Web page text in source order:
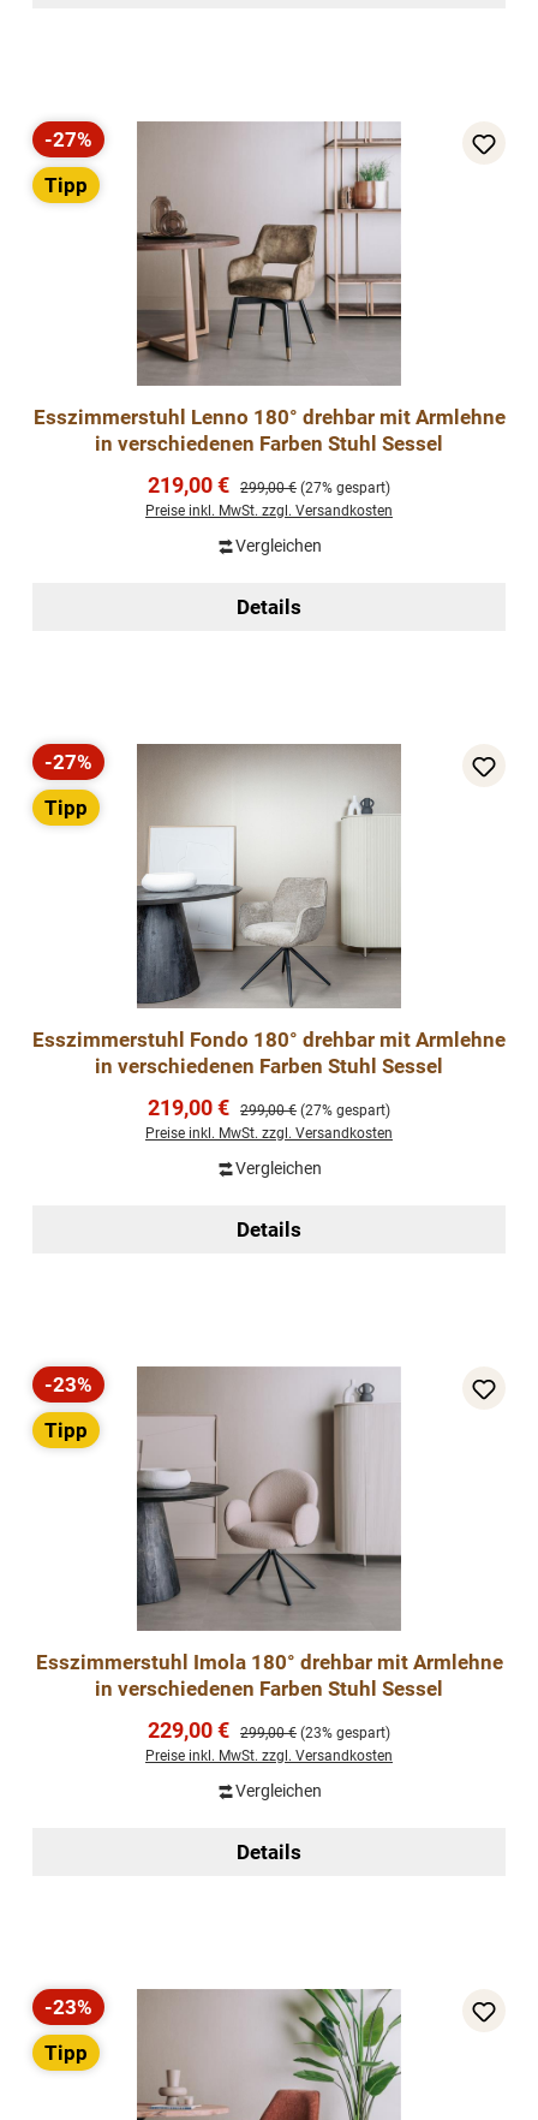
Rabatt
-27%
Tipp
Esszimmerstuhl Lenno 180° drehbar mit Armlehne
in verschiedenen Farben Stuhl Sessel
Verkaufspreis:
219,00 € Regulärer Preis:
299,00 € (27% gespart)
Preise inkl. MwSt. zzgl. Versandkosten
Vergleichen
Details
Rabatt
-27%
Tipp
Esszimmerstuhl Fondo 180° drehbar mit Armlehne
in verschiedenen Farben Stuhl Sessel
Verkaufspreis:
219,00 € Regulärer Preis:
299,00 € (27% gespart)
Preise inkl. MwSt. zzgl. Versandkosten
Vergleichen
Details
Rabatt
-23%
Tipp
Esszimmerstuhl Imola 180° drehbar mit Armlehne
in verschiedenen Farben Stuhl Sessel
Verkaufspreis:
229,00 € Regulärer Preis:
299,00 € (23% gespart)
Preise inkl. MwSt. zzgl. Versandkosten
Vergleichen
Details
Rabatt
-23%
Tipp